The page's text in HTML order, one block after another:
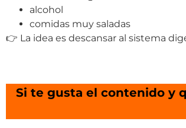
alcohol
comidas muy saladas
👉 La idea es descansar al sistema
Si te gusta el contenido y